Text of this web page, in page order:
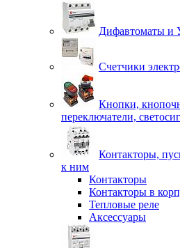
Дифавтоматы и
Счетчики
Кнопки,
переключатели,
Контакторы,
к ним
Контакторы
Контакторы в
Тепловые реле
Аксессуары